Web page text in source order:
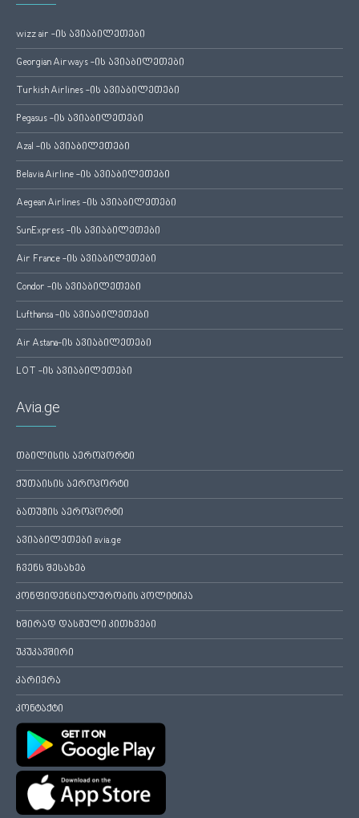
wizz air -ის ავიაბილეთები
Georgian Airways -ის ავიაბილეთები
Turkish Airlines -ის ავიაბილეთები
Pegasus -ის ავიაბილეთები
Azal -ის ავიაბილეთები
Belavia Airline -ის ავიაბილეთები
Aegean Airlines -ის ავიაბილეთები
SunExpress -ის ავიაბილეთები
Air France -ის ავიაბილეთები
Condor -ის ავიაბილეთები
Lufthansa -ის ავიაბილეთები
Air Astana-ის ავიაბილეთები
LOT -ის ავიაბილეთები
Avia.ge
თბილისის აეროპორტი
ქუთაისის აეროპორტი
ბათუმის აეროპორტი
ავიაბილეთები avia.ge
ჩვენს შესახებ
კონფიდენციალურობის პოლიტიკა
ხშირად დასმული კითხვები
უკუკავშირი
კარიერა
კონტაქტი